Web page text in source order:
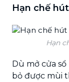
Hạn chế
Hạn
Dù mở cửa
bỏ được mùi